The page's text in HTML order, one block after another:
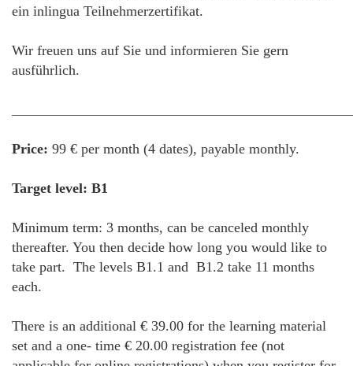
ein inlingua Teilnehmerzertifikat.
Wir freuen uns auf Sie und informieren Sie gern
ausführlich.
Price: 99 € per month (4 dates), payable monthly.
Target level: B1
Minimum term: 3 months, can be canceled monthly
thereafter. You then decide how long you would like to
take part. The levels B1.1 and B1.2 take 11 months
each.
There is an additional € 39.00 for the learning material
set and a one- time € 20.00 registration fee (not